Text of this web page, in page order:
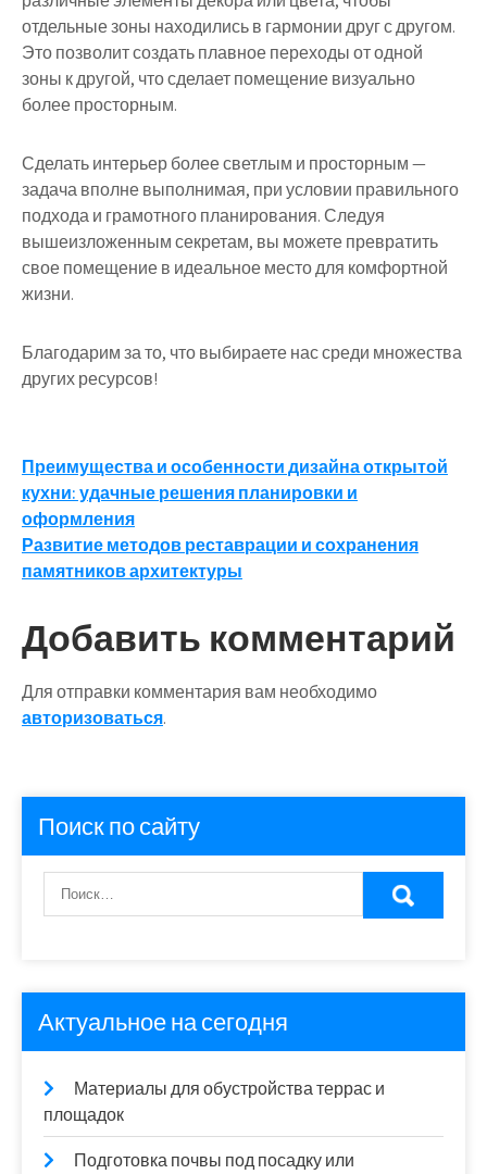
отдельные зоны находились в гармонии друг с другом.
Это позволит создать плавное переходы от одной
зоны к другой, что сделает помещение визуально
более просторным.
Сделать интерьер более светлым и просторным —
задача вполне выполнимая, при условии правильного
подхода и грамотного планирования. Следуя
вышеизложенным секретам, вы можете превратить
свое помещение в идеальное место для комфортной
жизни.
Благодарим за то, что выбираете нас среди множества
других ресурсов!
Навигация
по
записям
Преимущества и особенности дизайна открытой
кухни: удачные решения планировки и
оформления
Развитие методов реставрации и сохранения
памятников архитектуры
Добавить комментарий
Для отправки комментария вам необходимо
авторизоваться.
Поиск по сайту
Актуальное на сегодня
Материалы для обустройства террас и
площадок
Подготовка почвы под посадку или